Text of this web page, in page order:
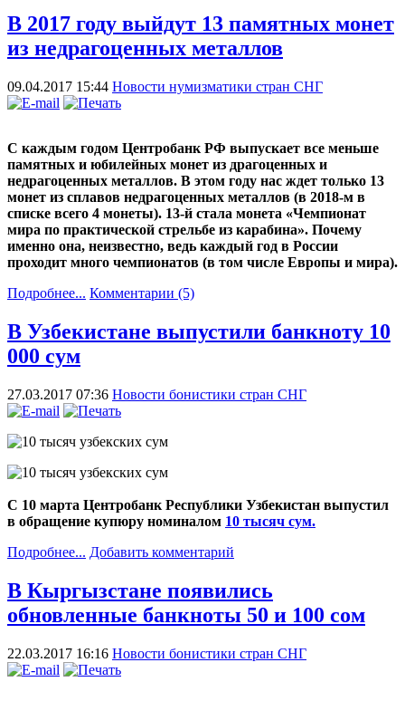
В 2017 году выйдут 13 памятных монет
из недрагоценных металлов
09.04.2017 15:44 Новости нумизматики стран СНГ
С каждым годом Центробанк РФ выпускает все меньше
памятных и юбилейных монет из драгоценных и
недрагоценных металлов. В этом году нас ждет только 13
монет из сплавов недрагоценных металлов (в 2018-м в
списке всего 4 монеты). 13-й стала монета «Чемпионат
мира по практической стрельбе из карабина». Почему
именно она, неизвестно, ведь каждый год в России
проходит много чемпионатов (в том числе Европы и мира).
Подробнее... Комментарии (5)
В Узбекистане выпустили банкноту 10
000 сум
27.03.2017 07:36 Новости бонистики стран СНГ
С 10 марта Центробанк Республики Узбекистан выпустил
в обращение купюру номиналом 10 тысяч сум.
Подробнее... Добавить комментарий
В Кыргызстане появились
обновленные банкноты 50 и 100 сом
22.03.2017 16:16 Новости бонистики стран СНГ